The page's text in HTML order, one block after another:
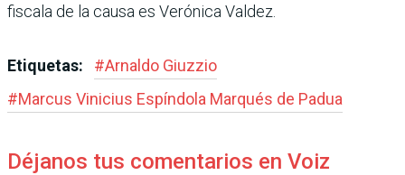
fiscala de la causa es Veró­nica Valdez.
Etiquetas: #Arnaldo Giuzzio
#Marcus Vinicius Espíndola Marqués de Padua
Déjanos tus comentarios en Voiz